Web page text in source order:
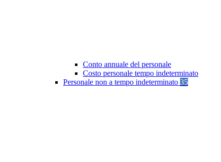
Conto annuale del personale
Costo personale tempo indeterminato
Personale non a tempo indeterminato 35